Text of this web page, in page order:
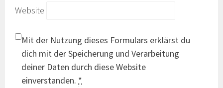
Website
Mit der Nutzung dieses Formulars erklärst du
dich mit der Speicherung und Verarbeitung
deiner Daten durch diese Website
einverstanden. *